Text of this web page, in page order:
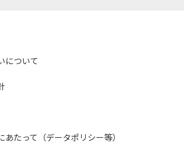
について
たって（データポリシー等）